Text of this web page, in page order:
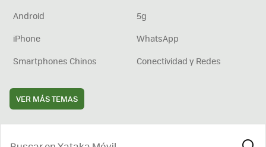
Android
5g
iPhone
WhatsApp
Smartphones Chinos
Conectividad y Redes
VER MÁS TEMAS